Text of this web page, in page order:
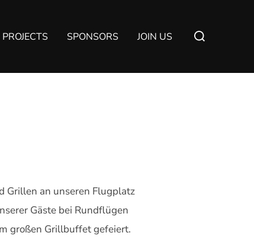
PROJECTS SPONSORS JOIN US
Suchen
nach:
Grillen an unseren Flugplatz
Gäste bei Rundflügen
großen Grillbuffet gefeiert.